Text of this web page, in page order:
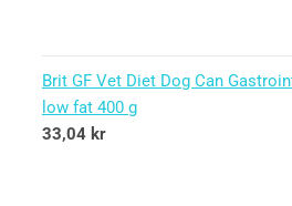
Brit GF Vet Diet Dog Can
low fat 400 g
33,04 kr